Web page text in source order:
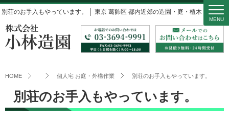
別荘のお手入もやっています。 │ 東京 葛飾区 都内近郊の造園・庭・植木 小林造園
MENU
HOME 個人宅 お庭・外構作業 別荘のお手入もやっています。
別荘のお手入もやっています。